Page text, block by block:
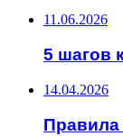
11.06.2026
5 шагов
14.04.2026
Правила